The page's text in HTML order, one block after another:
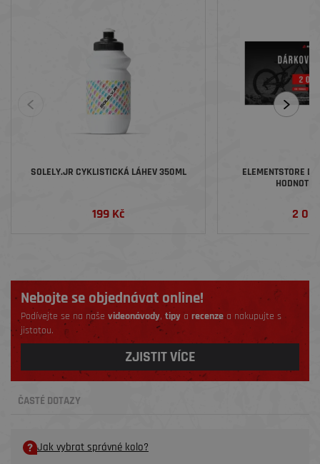
SOLELY.JR CYKLISTICKÁ LÁHEV 350ML
199 Kč
ELEMENTSTORE
2
Nebojte se objednávat online!
Podívejte se na naše videonávody,tipy a recenzea nakupujte s
jistotou.
ZJISTIT VÍCE
ČASTÉ DOTAZY
Jak vybrat správné kolo?